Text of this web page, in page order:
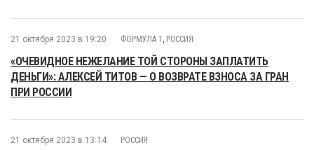
21 октября 2023 в 19:20 ФОРМУЛА 1 , РОССИЯ
«ОЧЕВИДНОЕ НЕЖЕЛАНИЕ ТОЙ СТОРОНЫ ЗАПЛАТИТЬ
ДЕНЬГИ»: АЛЕКСЕЙ ТИТОВ — О ВОЗВРАТЕ ВЗНОСА ЗА ГРАН
ПРИ РОССИИ
21 октября 2023 в 13:14 РОССИЯ